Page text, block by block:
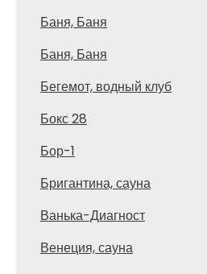
Баня, Баня
Баня, Баня
Бегемот, водный клуб
Бокс 28
Бор-1
Бригантина, сауна
Ванька-Диагност
Венеция, сауна